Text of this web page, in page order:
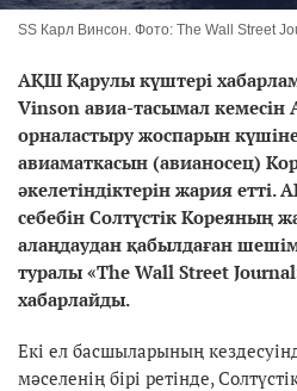
SS Карл Винсон. Фото: The Wall Street
АҚШ Қарулы күштері
Vinson авиа-тасымал кемесін
орналастыру жоспарын
авиаматкасын (авианосец)
әкелетіндіктерін жария
себебін Солтүстік Кореяның
алаңдаудан қабылдаған
туралы «The Wall Street
хабарлайды.
Екі ел басшыларының
мәселенің бірі ретінде,